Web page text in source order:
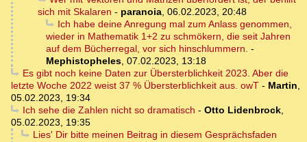
sich mit Skalaren - paranoia, 06.02.2023, 20:48
Ich habe deine Anregung mal zum Anlass genommen,
wieder in Mathematik 1+2 zu schmökern, die seit Jahren
auf dem Bücherregal, vor sich hinschlummern. -
Mephistopheles, 07.02.2023, 13:18
Es gibt noch keine Daten zur Übersterblichkeit 2023. Aber die
letzte Woche 2022 weist 37 % Übersterblichkeit aus. owT - Martin,
05.02.2023, 19:34
Ich sehe die Zahlen nicht so dramatisch - Otto Lidenbrock,
05.02.2023, 19:35
Lies' Dir bitte meinen Beitrag in diesem Gesprächsfaden